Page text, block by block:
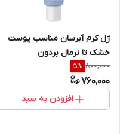
ژل کرم آبرسان مناسب پوست
خشک تا نرمال بردون
800,000
5%
760,000
افزودن به سبد